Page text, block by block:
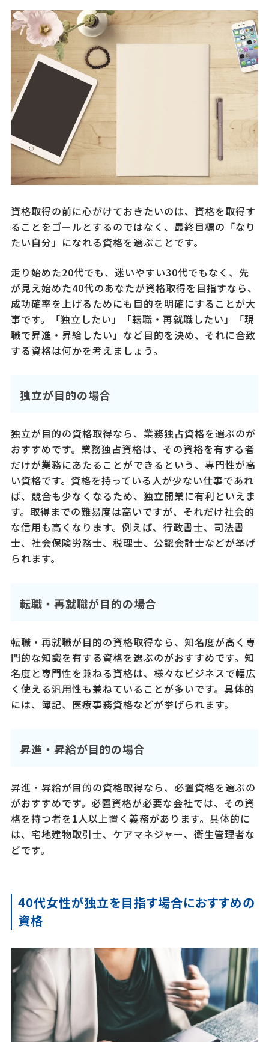
資格取得の前に心がけておきたいのは、資格を取得す
ることをゴールとするのではなく、最終目標の「なり
たい自分」になれる資格を選ぶことです。
走り始めた20代でも、迷いやすい30代でもなく、先
が見え始めた40代のあなたが資格取得を目指すなら、
成功確率を上げるためにも目的を明確にすることが大
事です。「独立したい」「転職・再就職したい」「現
職で昇進・昇給したい」など目的を決め、それに合致
する資格は何かを考えましょう。
独立が目的の場合
独立が目的の資格取得なら、業務独占資格を選ぶのが
おすすめです。業務独占資格は、その資格を有する者
だけが業務にあたることができるという、専門性が高
い資格です。資格を持っている人が少ない仕事であれ
ば、競合も少なくなるため、独立開業に有利といえま
す。取得までの難易度は高いですが、それだけ社会的
な信用も高くなります。例えば、行政書士、司法書
士、社会保険労務士、税理士、公認会計士などが挙げ
られます。
転職・再就職が目的の場合
転職・再就職が目的の資格取得なら、知名度が高く専
門的な知識を有する資格を選ぶのがおすすめです。知
名度と専門性を兼ねる資格は、様々なビジネスで幅広
く使える汎用性も兼ねていることが多いです。具体的
には、簿記、医療事務資格などが挙げられます。
昇進・昇給が目的の場合
昇進・昇給が目的の資格取得なら、必置資格を選ぶの
がおすすめです。必置資格が必要な会社では、その資
格を持つ者を1人以上置く義務があります。具体的に
は、宅地建物取引士、ケアマネジャー、衛生管理者な
どです。
40代女性が独立を目指す場合におすすめの
資格